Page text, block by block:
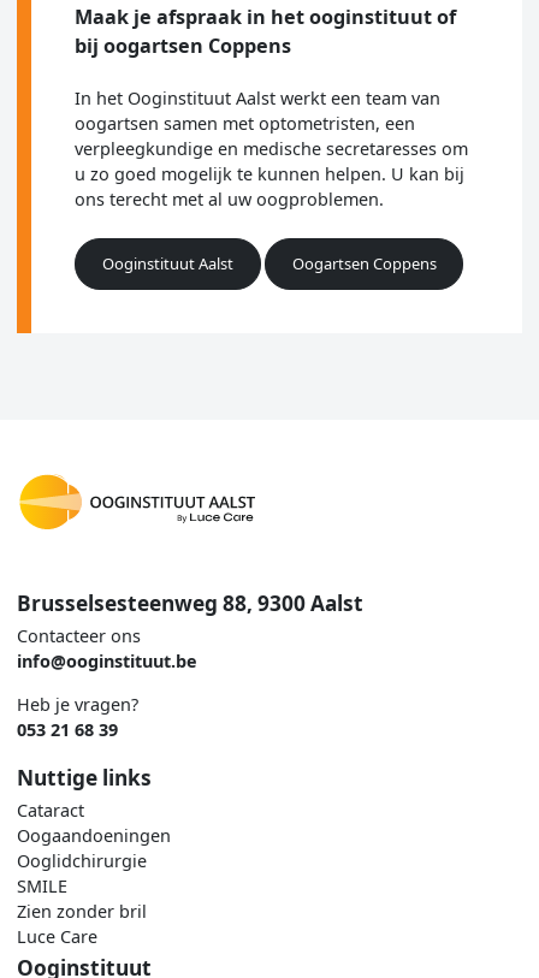
Maak je afspraak in het ooginstituut of
bij oogartsen Coppens
In het Ooginstituut Aalst werkt een team van
oogartsen samen met optometristen, een
verpleegkundige en medische secretaresses om
u zo goed mogelijk te kunnen helpen. U kan bij
ons terecht met al uw oogproblemen.
Ooginstituut Aalst Oogartsen Coppens
Brusselsesteenweg 88, 9300 Aalst
Contacteer ons
info@ooginstituut.be
Heb je vragen?
053 21 68 39
Nuttige links
Cataract
Oogaandoeningen
Ooglidchirurgie
SMILE
Zien zonder bril
Luce Care
Ooginstituut